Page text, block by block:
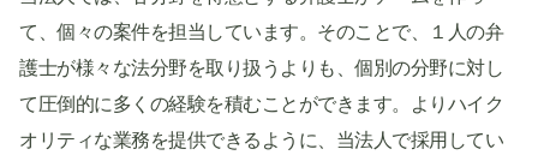
て、個々の案件を担当しています。そのことで、１人の弁
護士が様々な法分野を取り扱うよりも、個別の分野に対し
て圧倒的に多くの経験を積むことができます。よりハイク
オリティな業務を提供できるように、当法人で採用してい